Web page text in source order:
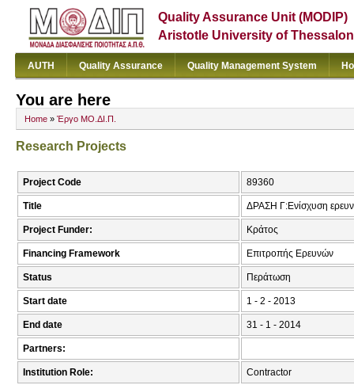
Quality Assurance Unit (MODIP)
Aristotle University of
AUTH Quality Assurance Quality Management System
You are here
Home » Έργο ΜΟ.ΔΙ.Π.
Research Projects
Project Code 89360
Title ΔΡΑΣΗ Γ:Ενίσχυση
Project Funder: Κράτος
Financing Framework Επιτροπής Ερευνών
Status Περάτωση
Start date 1 - 2 - 2013
End date 31 - 1 - 2014
Partners:
Institution Role: Contractor